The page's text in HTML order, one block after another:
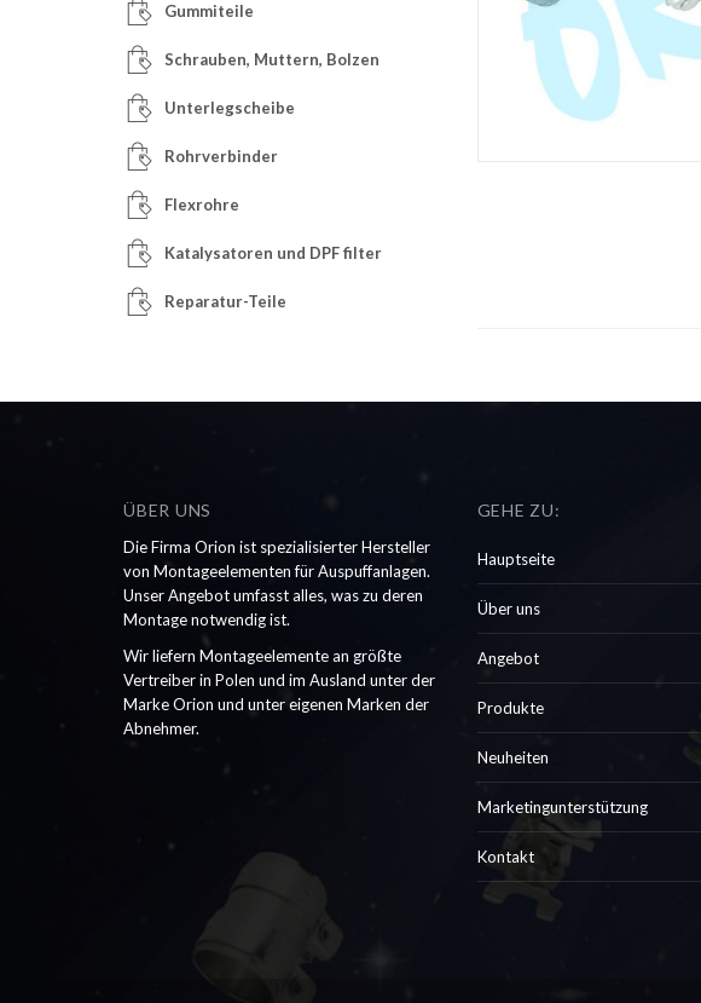
Gummiteile
Schrauben, Muttern, Bolzen
Unterlegscheibe
Rohrverbinder
Flexrohre
Katalysatoren und DPF filter
Reparatur-Teile
ÜBER UNS
Die Firma Orion ist spezialisierter Hersteller
von Montageelementen für Auspuffanlagen.
Unser Angebot umfasst alles, was zu deren
Montage notwendig ist.
Wir liefern Montageelemente an größte
Vertreiber in Polen und im Ausland unter der
Marke Orion und unter eigenen Marken der
Abnehmer.
GEHE ZU:
Hauptseite
Über uns
Angebot
Produkte
Neuheiten
Marketingunterstützung
Kontakt